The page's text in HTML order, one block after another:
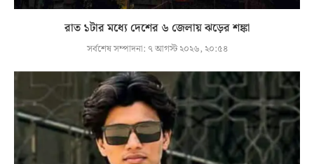
রাত ১টার মধ্যে দেশের ৬ জেলায় ঝড়ের শঙ্কা
সর্বশেষ সম্পাদনা: ৭ আগস্ট ২০২৬, ২০:৫৪